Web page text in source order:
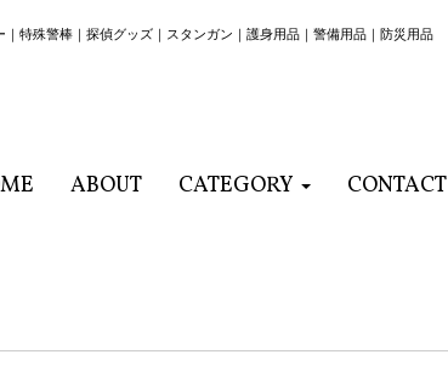
特殊警棒｜探偵グッズ｜スタンガン｜護身用品｜警備用品｜防災用品
ABOUT CATEGORY CONTACT